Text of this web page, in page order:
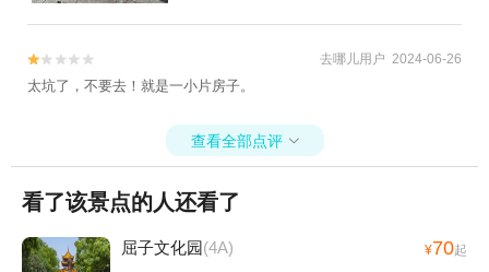

 去哪儿用户 2024-06-26
太坑了，不要去！就是一小片房子。
查看全部点评 
看了该景点的人还看了
屈子文化园(4A) ¥70起